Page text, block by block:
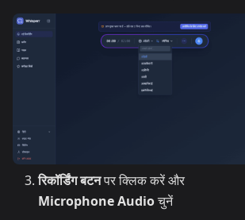
रिकॉर्डिंग बटनपर क्लिक करें और
Microphone Audioचुनें